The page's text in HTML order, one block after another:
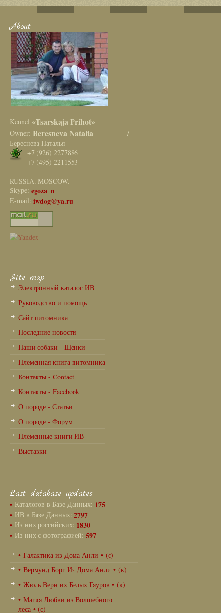
About
Kennel «Tsarskaja Prihot»
Owner: Beresneva Natalia /
Береснева Наталья
+7 (926) 2277886
+7 (495) 2211553
RUSSIA. MOSCOW.
Skype: egoza_n
E-mail: iwdog@ya.ru
Site map
Электронный каталог ИВ
Руководство и помощь
Сайт питомника
Последние новости
Наши собаки - Щенки
Племенная книга питомника
Контакты - Contact
Контакты - Facebook
О породе - Статьи
О породе - Форум
Племенные книги ИВ
Выставки
Last database updates
• Каталогов в Базе Данных: 175
• ИВ в Базе Данных: 2797
• Из них российских: 1830
• Из них с фотографией: 597
• Галактика из Дома Анли • (с)
• Вермунд Борг Из Дома Анли • (к)
• Жюль Верн их Белых Гяуров • (к)
• Магия Любви из Волшебного
леса • (с)